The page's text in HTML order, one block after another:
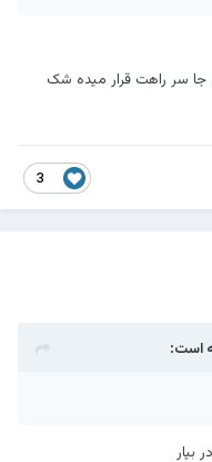
سر راهت قرار میده شک
3
است:
بیار